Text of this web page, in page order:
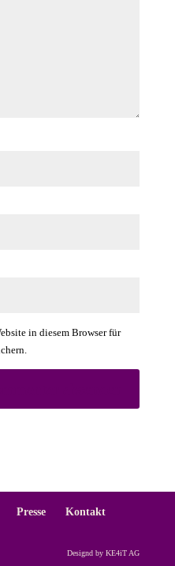
in diesem Browser für
Presse Kontakt
Designd by KE4iT AG